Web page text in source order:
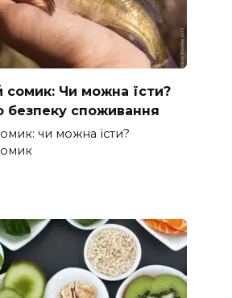
сомик: Чи можна їсти?
безпеку споживання
чи можна їсти?